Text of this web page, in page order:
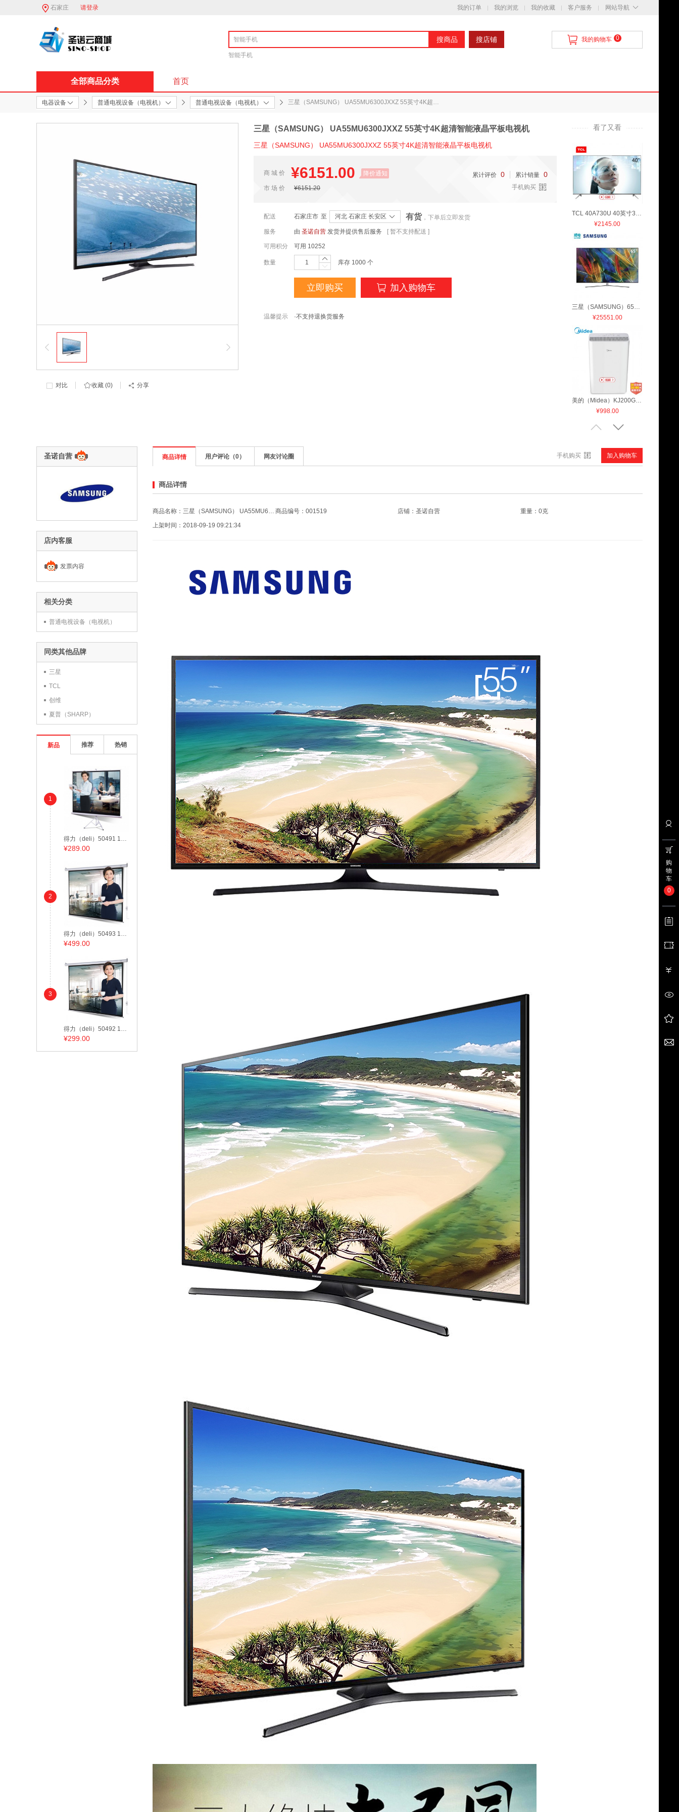
石家庄 请登录 我的订单 我的浏览 我的收藏 客户服务 网站导航
搜商品 搜店铺
智能手机
我的购物车 0
全部商品分类 首页
电器设备 普通电视设备（电视机） 普通电视设备（电视机） 三星（SAMSUNG） UA55MU6300JXXZ 55英寸4K超清智能液晶平板电视机
对比 收藏 (0) 分享
三星（SAMSUNG） UA55MU6300JXXZ 55英寸4K超清智能液晶平板电视机
三星（SAMSUNG） UA55MU6300JXXZ 55英寸4K超清智能液晶平板电视机
商 城 价 ¥6151.00 降价通知
市 场 价 ¥6151.20
累计评价 0 累计销量 0
手机购买
配送 石家庄市 至 河北 石家庄 长安区 有货 ，下单后立即发货
服务
由 圣诺自营 发货并提供售后服务 [ 暂不支持配送 ]
可用积分 可用 10252
数量 库存 1000 个
立即购买 加入购物车
温馨提示 ·不支持退换货服务
看了又看
TCL 40A730U 40英寸30核人工智能纤薄金属机身HDR 4K液晶电视机
¥2145.00
三星（SAMSUNG）65英寸 智能4K 量子点 平面电视QA65Q7FAMJXXZ
¥25551.00
美的（Midea）KJ200G-D41空气净化器除甲醛二手烟雾霾静音
¥998.00
三星（SAMSUNG） 进口 三循环WiFi变频十字对开冰箱RF65M9371M1/SC
圣诺自营
店内客服
发票内容
相关分类
普通电视设备（电视机）
同类其他品牌
三星
TCL
创维
夏普（SHARP）
新品 推荐 热销
1
2
3
得力（deli）50491 100英寸 带支架4:3投影幕布/投影幕/投影机幕布 白色
¥289.00
得力（deli）50493 120英寸4:3可调节电动投影幕布/投影幕/投影机幕布 白色
¥499.00
得力（deli）50492 100英寸 电动调节4:3投影幕布/投影幕/投影机幕布 白色
¥299.00
商品详情 用户评论（0） 网友讨论圈 手机购买 加入购物车
商品详情
商品名称：三星（SAMSUNG） UA55MU6300JXXZ 55英寸4K超清智能液晶平板电视机 商品编号：001519 店铺： 圣诺自营
重量：0克
上架时间：2018-09-19 09:21:34
购
物
车
0